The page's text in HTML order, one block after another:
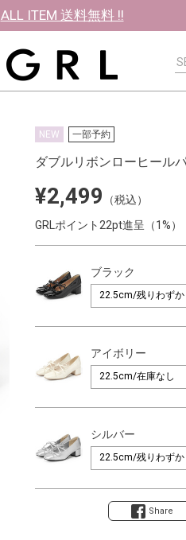
ALL ITEM 送料無料 !!
NEW 一部予約
ダブルリボンローヒール
¥2,499
（税込）
GRLポイント22pt進呈（1%）
ブラック
アイボリー
シルバー
Share